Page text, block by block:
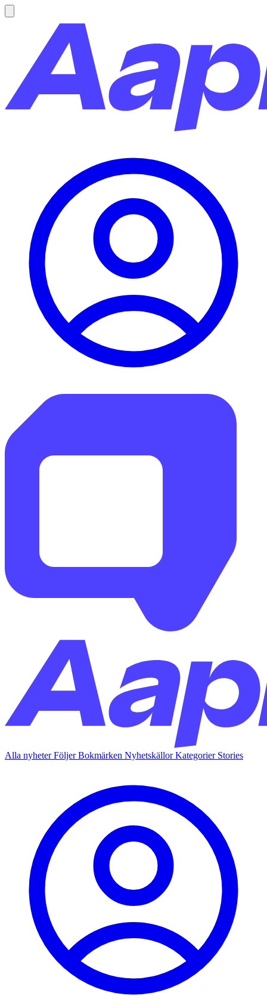
Alla nyheterFöljerBokmärken NyhetskällorKategorier Stories